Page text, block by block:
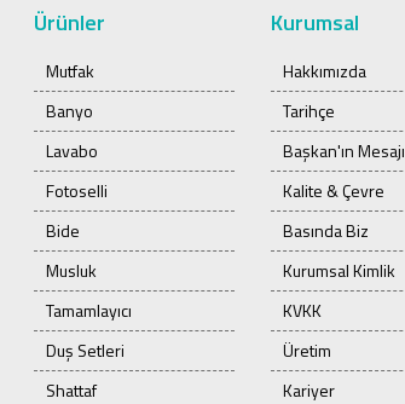
Ürünler
Mutfak
Banyo
Lavabo
Fotoselli
Bide
Musluk
Tamamlayıcı
Duş Setleri
Shattaf
Kurumsal
Hakkımızda
Tarihçe
Başkan'ın Mesajı
Kalite & Çevre
Basında Biz
Kurumsal Kimlik
KVKK
Üretim
Kariyer